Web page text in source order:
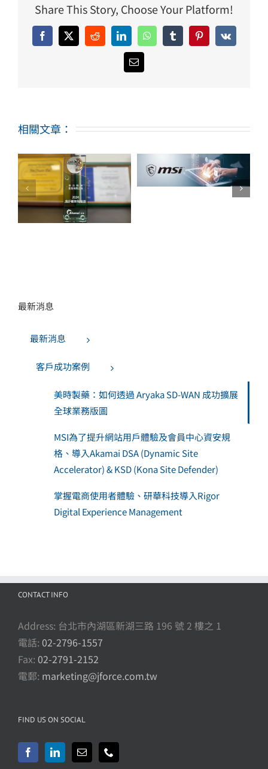
Share This Story, Choose Your Platform!
Facebook
X RedditLinkedInWhatsAppTumblrPinterest
Vk
Email:
相關文章：
用戶體驗及會員中
Akamai DSA
(Dynamic Site
Accelerator) &
KSD (Kona Site
Defender)
掌握電商使用者體
驗、研華科技導入
Rigor Digital
最新消息
最新消息
客戶成功案例
美時製藥：如何透過 Aryaka SD-WAN 成功擴展
全球業務版圖
MSI為了提升網站用戶體驗及會員中心資安規
格、導入Akamai DSA (Dynamic Site
Accelerator) & KSD (Kona Site Defender)
掌握電商使用者體驗、研華科技導入Rigor
Digital Experience Management
CONTACT INFO
Address: 台北市內湖區新湖三路 196 號 2 樓之 1
電話: 02-2796-1557
Fax: 02-2791-2152
電郵: marketing@jforce.com.tw
FIND US ON SOCIAL